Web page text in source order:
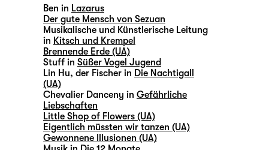
Ben in Lazarus
Der gute Mensch von Sezuan
Musikalische und Künstlerische Leitung
in Kitsch und Krempel
Brennende Erde (UA)
Stuff in Süßer Vogel Jugend
Lin Hu, der Fischer in Die Nachtigall
(UA)
Chevalier Danceny in Gefährliche
Liebschaften
Little Shop of Flowers (UA)
Eigentlich müssten wir tanzen (UA)
Gewonnene Illusionen (UA)